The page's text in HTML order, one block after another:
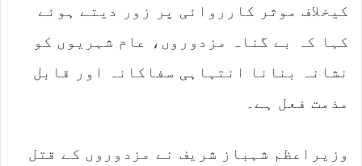
کیخلاف موثر کارروائی پر زور دیتے ہوئے
کہا کہ بے گناہ مزدوروں، عام شہریوں کو
نشانہ بنانا انتہاہی سفاکانہ اور قابل
مذمت فعل ہے۔
وزیراعظم شہباز شریف نے مزدوروں کے قتل